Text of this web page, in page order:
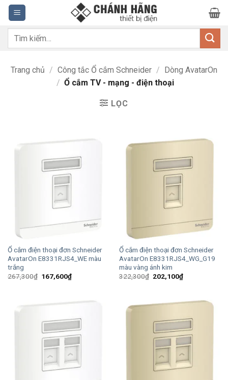
Bỏ
qua
nội
dung
Tìm
Trang chủ / Công tắc Ổ cắm Schneider / Dòng AvatarOn
/ Ổ cắm TV - mạng - điện thoại
LỌC
Ổ cắm điện thoại đơn Schneider
AvatarOn E8331RJS4_WE màu
trắng
267,300₫ Giá
167,600₫Giá
hiện
167,600₫.
Ổ cắm điện thoại đơn Schneider
AvatarOn E8331RJS4_WG_G19
màu vàng ánh kim
322,300₫ Giá
202,100₫Giá
hiện
202,100₫.